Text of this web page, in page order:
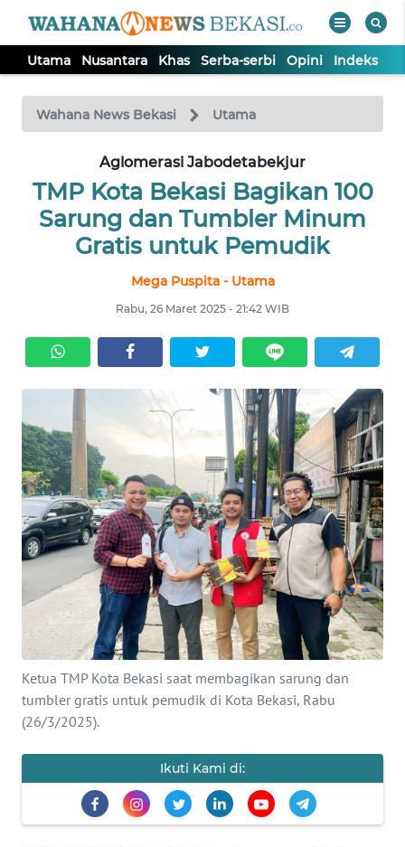
Utama Nusantara Khas Serba-serbi Opini Indeks
Wahana News Bekasi Utama
Aglomerasi Jabodetabekjur
TMP Kota Bekasi Bagikan 100
Sarung dan Tumbler Minum
Gratis untuk Pemudik
Mega Puspita - Utama
Rabu, 26 Maret 2025 - 21:42 WIB
Ketua TMP Kota Bekasi saat membagikan sarung dan
tumbler gratis untuk pemudik di Kota Bekasi, Rabu
(26/3/2025).
Ikuti Kami di:
TV
Tutup
NUSANTARA
SERBI
OPINI
Informasi
INDEKS
BERITA
KONTAK
KAMI
INFO
IKLAN
TENTANG
KAMI
SIBER
REDAKSI